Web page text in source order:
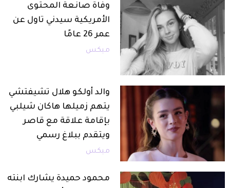
وفاة صانعة المحتوى
الأمريكية سيدني تاول عن
عمر 26 عامًا
ميكس
والد أولكو هلال تشيفتشي
يتهم زميلها هاكان شيلبي
بإقامة علاقة مع قاصر
ويتقدم ببلاغ رسمي
ميكس
محمود حميدة يشارك ابنته